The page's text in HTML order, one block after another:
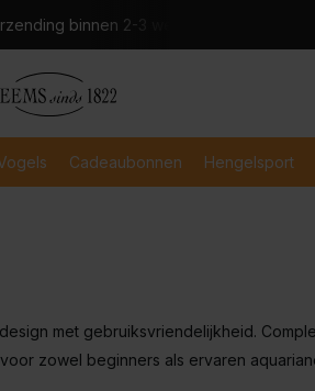
binnen 2-3 werkdagen
Cadeaubonnen Hengelsport
met gebruiksvriendelijkheid.
zowel beginners als ervaren